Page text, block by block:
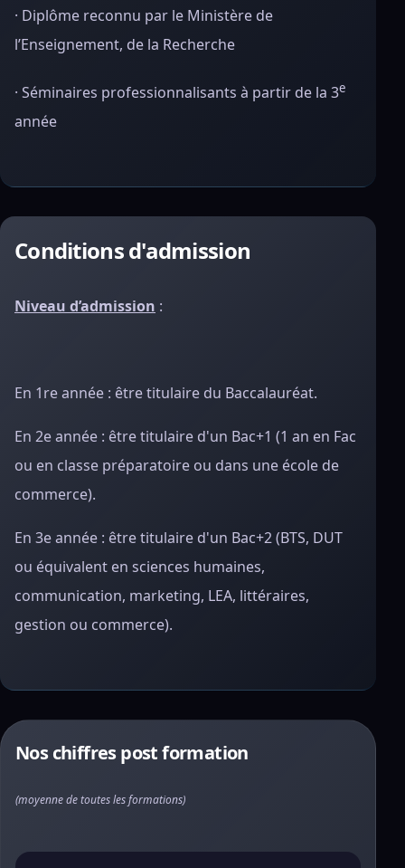
· Diplôme reconnu par le Ministère de
l’Enseignement, de la Recherche
· Séminaires professionnalisants à partir de la 3e
année
Conditions d'admission
Niveau d’admission :
En 1re année : être titulaire du Baccalauréat.
En 2e année : être titulaire d'un Bac+1 (1 an en Fac
ou en classe préparatoire ou dans une école de
commerce).
En 3e année : être titulaire d'un Bac+2 (BTS, DUT
ou équivalent en sciences humaines,
communication, marketing, LEA, littéraires,
gestion ou commerce).
Nos chiffres post formation
(moyenne de toutes les formations)